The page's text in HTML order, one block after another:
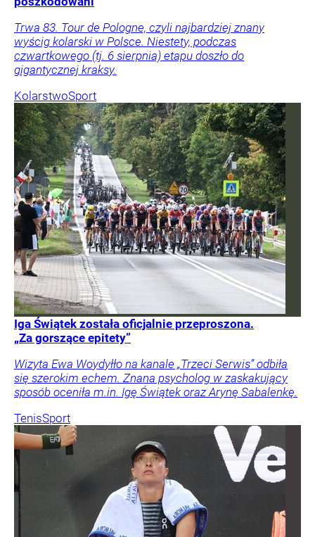
Trwa 83. Tour de Pologne, czyli najbardziej znany
wyścig kolarski w Polsce. Niestety, podczas
czwartkowego (tj. 6 sierpnia) etapu doszło do
gigantycznej kraksy.
KolarstwoSport
Iga Świątek została oficjalnie przeproszona.
„Za gorszące epitety”
Wizyta Ewa Woydyłło na kanale „Trzeci Serwis” odbiła
się szerokim echem. Znana psycholog w zaskakujący
sposób oceniła m.in. Igę Świątek oraz Arynę Sabalenkę.
TenisSport